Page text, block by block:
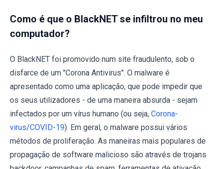
Como é que o BlackNET se infiltrou no meu
computador?
O BlackNET foi promovido num site fraudulento, sob o
disfarce de um "Corona Antivirus". O malware é
apresentado como uma aplicação, que pode impedir que
os seus utilizadores - de uma maneira absurda - sejam
infectados por um vírus humano (ou seja, Corona-
virus/COVID-19). Em geral, o malware possui vários
métodos de proliferação. As maneiras mais populares de
propagação de software malicioso são através de trojans